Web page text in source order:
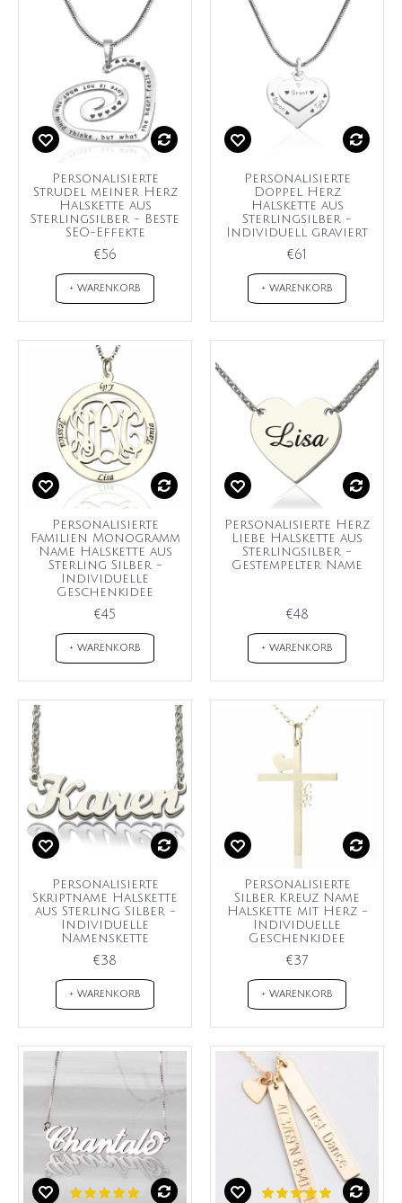
Personalisierte
Strudel meiner Herz
Halskette aus
Sterlingsilber - Beste
SEO-Effekte
€56
+ WARENKORB
Personalisierte
Doppel Herz
Halskette aus
Sterlingsilber -
Individuell graviert
€61
+ WARENKORB
Personalisierte
Familien Monogramm
Name Halskette aus
Sterling Silber -
Individuelle
Geschenkidee
€45
+ WARENKORB
Personalisierte Herz
Liebe Halskette aus
Sterlingsilber -
Gestempelter Name
€48
+ WARENKORB
Personalisierte
Skriptname Halskette
aus Sterling Silber -
Individuelle
Namenskette
€38
+ WARENKORB
Personalisierte
Silber Kreuz Name
Halskette mit Herz -
Individuelle
Geschenkidee
€37
+ WARENKORB